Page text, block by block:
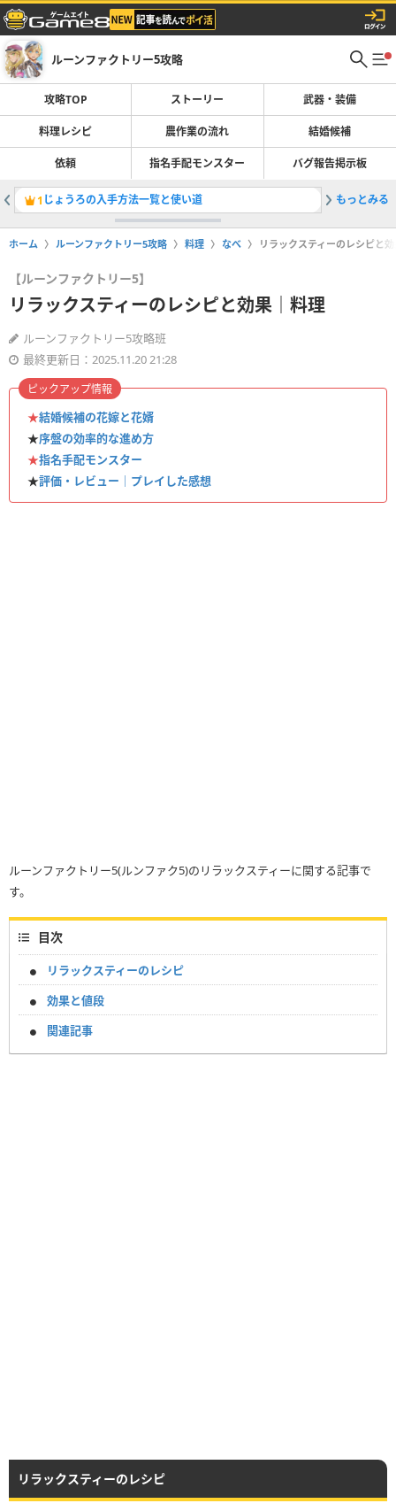
ルーンファクトリー5攻略
攻略TOP ストーリー 武器・装備
料理レシピ 農作業の流れ 結婚候補
依頼 指名手配モンスター バグ報告掲示板
1 じょうろの入手方法一覧と使い道 2農具レ
もっとみる
ホーム ルーンファクトリー5攻略 料理 なべ リラックスティーのレシピと
【ルーンファクトリー5】
リラックスティーのレシピと効果｜料理
ルーンファクトリー5攻略班
最終更新日：2025.11.20 21:28
★結婚候補の花嫁と花婿
★序盤の効率的な進め方
★指名手配モンスター
★評価・レビュー｜プレイした感想
ピックアップ情報
ルーンファクトリー5(ルンファク5)のリラックスティーに関する記事で
す。
目次
リラックスティーのレシピ
効果と値段
関連記事
リラックスティーのレシピ